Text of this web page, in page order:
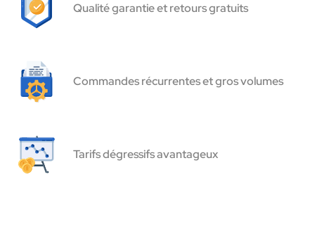
Qualité garantie et retours gratuits
Commandes récurrentes et gros volumes
Tarifs dégressifs avantageux